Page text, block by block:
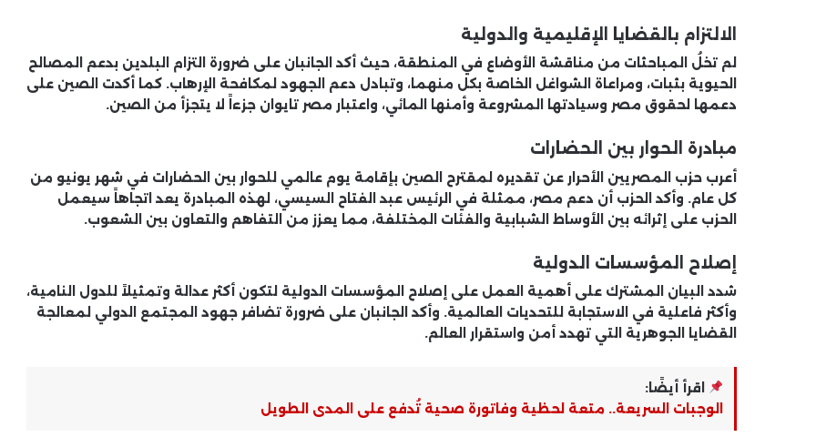
الالتزام بالقضايا الإقليمية والدولية
لم تخلُ المباحثات من مناقشة الأوضاع في المنطقة، حيث أكد الجانبان على ضرورة التزام البلدين بدعم المصالح
الحيوية بثبات، ومراعاة الشواغل الخاصة بكل منهما، وتبادل دعم الجهود لمكافحة الإرهاب. كما أكدت الصين على
دعمها لحقوق مصر وسيادتها المشروعة وأمنها المائي، واعتبار مصر تايوان جزءاً لا يتجزأ من الصين.
مبادرة الحوار بين الحضارات
أعرب حزب المصريين الأحرار عن تقديره لمقترح الصين بإقامة يوم عالمي للحوار بين الحضارات في شهر يونيو من
كل عام. وأكد الحزب أن دعم مصر، ممثلة في الرئيس عبد الفتاح السيسي، لهذه المبادرة يعد اتجاهاً سيعمل
الحزب على إثرائه بين الأوساط الشبابية والفئات المختلفة، مما يعزز من التفاهم والتعاون بين الشعوب.
إصلاح المؤسسات الدولية
شدد البيان المشترك على أهمية العمل على إصلاح المؤسسات الدولية لتكون أكثر عدالة وتمثيلاً للدول النامية،
وأكثر فاعلية في الاستجابة للتحديات العالمية. وأكد الجانبان على ضرورة تضافر جهود المجتمع الدولي لمعالجة
القضايا الجوهرية التي تهدد أمن واستقرار العالم.
اقرأ أيضًا:
الوجبات السريعة.. متعة لحظية وفاتورة صحية تُدفع على المدى الطويل